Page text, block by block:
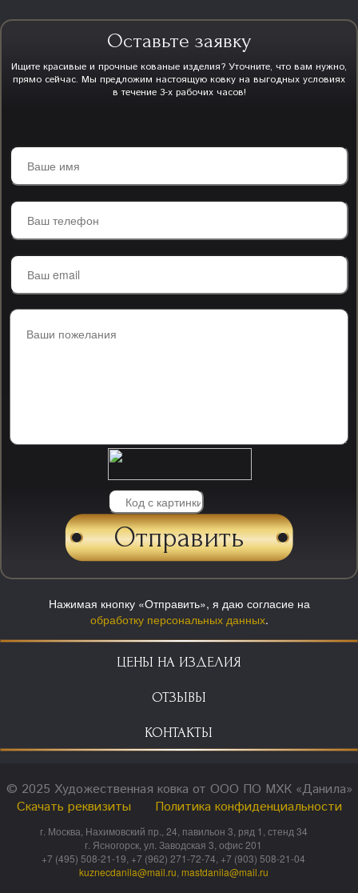
Оставьте заявку
Ищите красивые и прочные кованые изделия? Уточните, что вам нужно,
прямо сейчас. Мы предложим настоящую ковку на выгодных условиях
в течение 3-х рабочих часов!
Нажимая кнопку «Отправить», я даю согласие на
обработку персональных данных.
ЦЕНЫ НА ИЗДЕЛИЯ
ОТЗЫВЫ
КОНТАКТЫ
© 2025 Художественная ковка от ООО ПО МХК «Данила»
Скачать реквизиты
Политика конфиденциальности
г. Москва, Нахимовский пр., 24, павильон 3, ряд 1, стенд 34
г. Ясногорск, ул. Заводская 3, офис 201
+7 (495) 508-21-19, +7 (962) 271-72-74, +7 (903) 508-21-04
kuznecdanila@mail.ru mastdanila@mail.ru